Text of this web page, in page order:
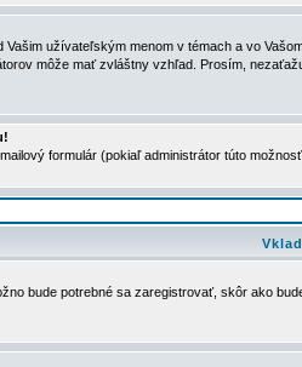
užívateľským menom v témach a vo
môže mať zvláštny vzhľad. Prosím,
formulár (pokiaľ administrátor túto
bude potrebné sa zaregistrovať, skôr ako